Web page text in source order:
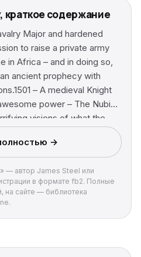
краткое содержание
Major and hardened
to raise a private army
in Africa – and in doing so,
ancient prophecy with
– A medieval Knight
power – The Nubian
visions of what the
on a quest to discover
an elite SS Officer on
centuries-old enigma, but
consequences.Working for
outside of international
with the Dark Heart
collide – but can Alex
→
— автор James Steel или
в формате fb2. Полные
на сайте — библиотека